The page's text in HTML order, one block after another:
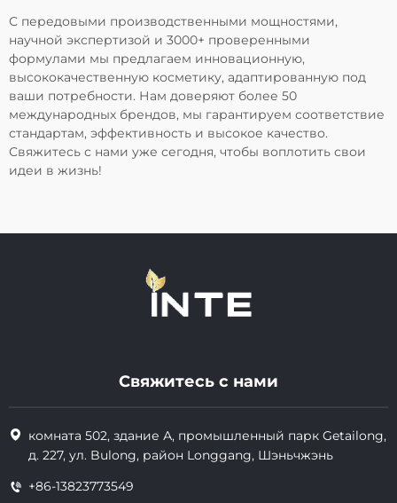
С передовыми производственными мощностями,
научной экспертизой и 3000+ проверенными
формулами мы предлагаем инновационную,
высококачественную косметику, адаптированную под
ваши потребности. Нам доверяют более 50
международных брендов, мы гарантируем соответствие
стандартам, эффективность и высокое качество.
Свяжитесь с нами уже сегодня, чтобы воплотить свои
идеи в жизнь!
Свяжитесь с нами
комната 502, здание А, промышленный парк Getailong,
д. 227, ул. Bulong, район Longgang, Шэньчжэнь
+86-13823773549